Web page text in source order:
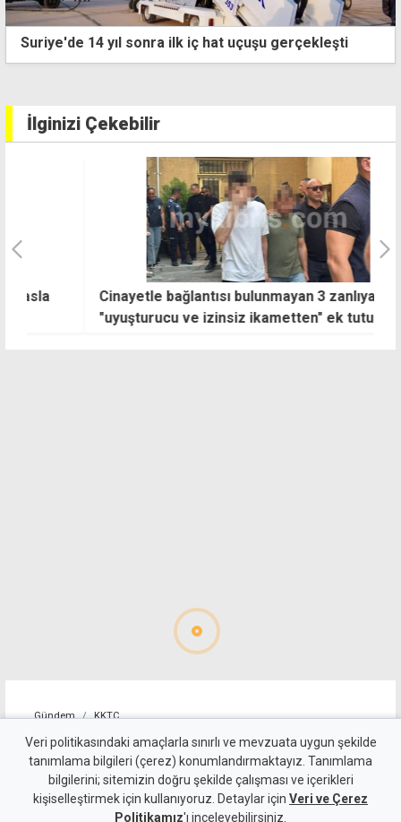
Lapta'daki cinsel taciz soruşturmasında mağdur
sayısı 7'ye yükseldi
İlginizi Çekebilir
Cinayetle bağlantısı bulunmayan 3 zanlıya
"uyuşturucu ve izinsiz ikametten" ek tutukluluk
Gündem KKTC
Girne-Değirmenlik Dağ
Yolu'nun bir bölümü trafiğe
kapatılacak
Veri politikasındaki amaçlarla sınırlı ve mevzuata uygun şekilde
tanımlama bilgileri (çerez) konumlandırmaktayız. Tanımlama
bilgilerini; sitemizin doğru şekilde çalışması ve içerikleri
kişiselleştirmek için kullanıyoruz. Detaylar için Veri ve Çerez
Politikamız'ı inceleyebilirsiniz.